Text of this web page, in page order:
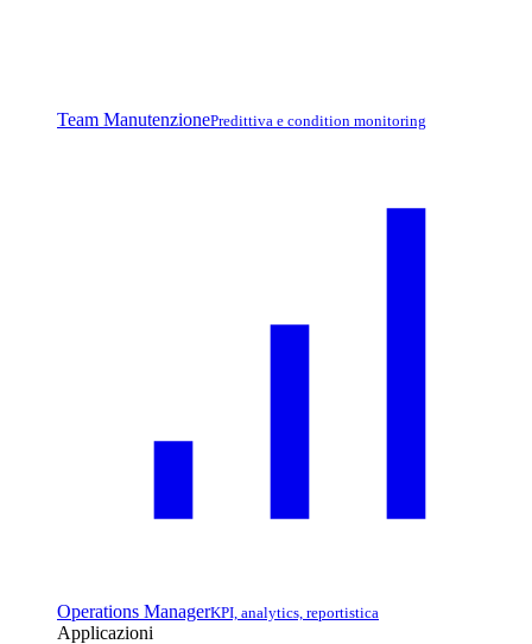
Team ManutenzionePredittiva e condition monitoring
Operations ManagerKPI, analytics, reportistica
Applicazioni